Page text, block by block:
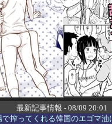
最新記事情報 - 08/09 20:01
搾ってくれる韓国のエゴマ油